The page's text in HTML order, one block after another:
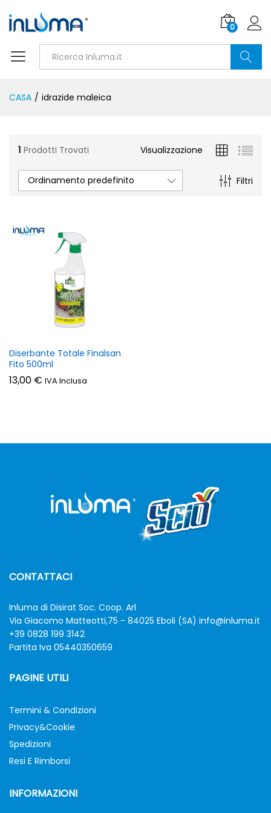
0
CASA / idrazide maleica
1 Prodotti Trovati Visualizzazione
Filtri
Ordinamento predefinito
Diserbante Totale Finalsan
Fito 500ml
13,00 € IVA Inclusa
CONTATTACI
Inluma di Disirat Soc. Coop. Arl
Via Giacomo Matteotti,75 - 84025 Eboli (SA) info@inluma.it
+39 0828 199 3142
Partita Iva 05440350659
PAGINE UTILI
Termini & Condizioni
Privacy&Cookie
Spedizioni
Resi E Rimborsi
INFORMAZIONI